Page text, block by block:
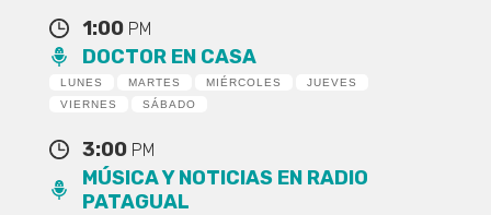
1:00 PM
DOCTOR EN CASA
LUNES MARTES MIÉRCOLES
JUEVES
VIERNES
SÁBADO
3:00 PM
MÚSICA Y NOTICIAS EN RADIO
PATAGUAL